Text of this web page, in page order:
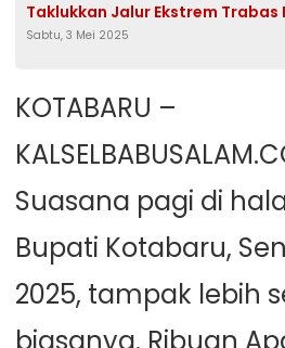
Taklukkan Jalur Ekstrem Trabas
HUT ke-75 Jadi Panggung
Sabtu, 3 Mei 2025
KOTABARU –
Suasana pagi di
Bupati Kotabaru,
2025, tampak lebih